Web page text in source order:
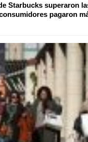
Starbucks superaron
pagaron